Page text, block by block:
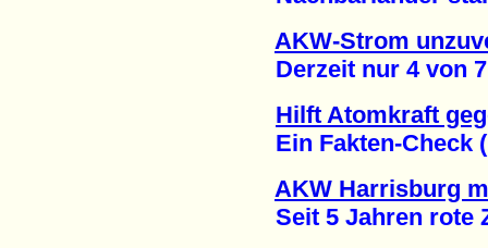
AKW-Strom
Derzeit nur 4 von 7
Hilft Atomkraft
Ein Fakten-Check
AKW Harrisburg
Seit 5 Jahren rote